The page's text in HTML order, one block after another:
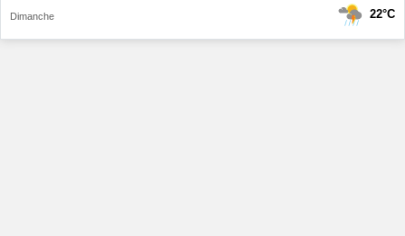
Dimanche 22°C